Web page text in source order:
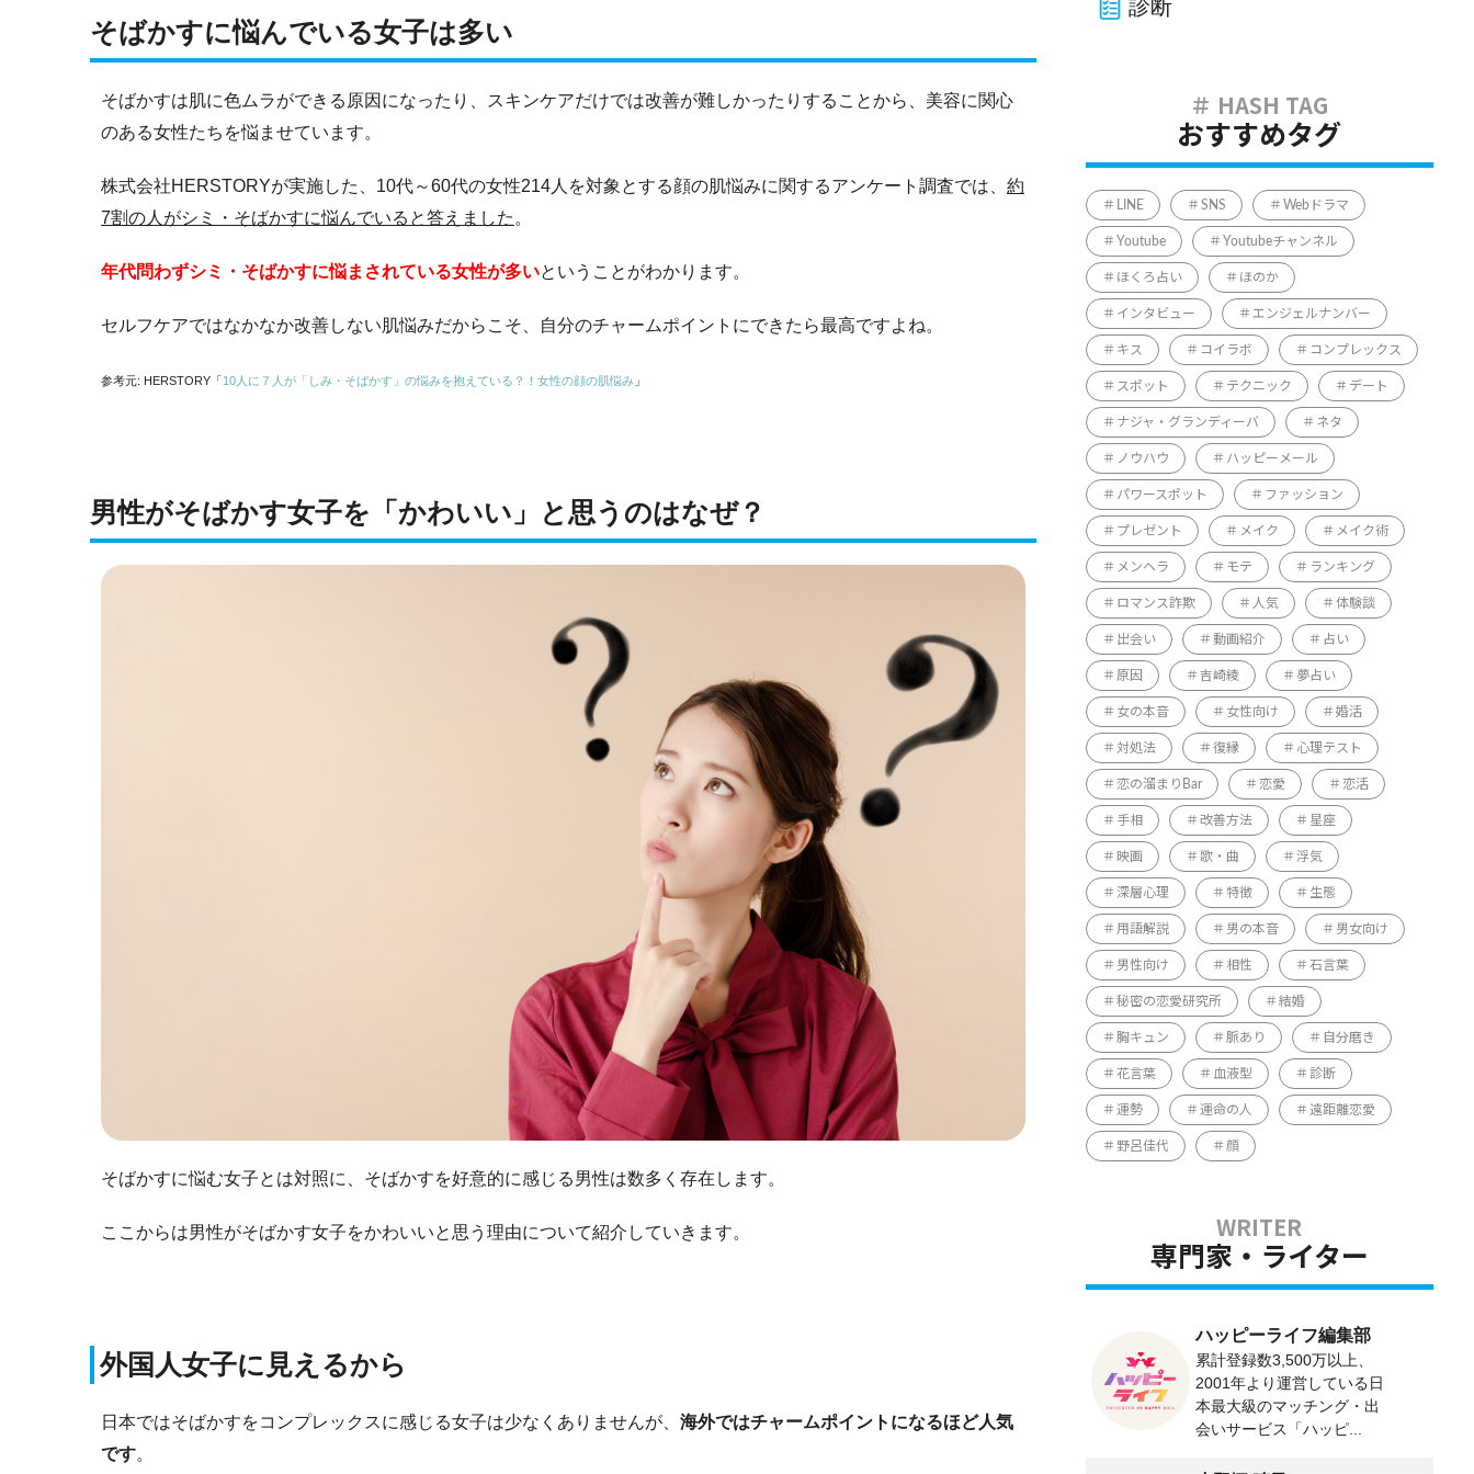
そばかすに悩んでいる女子は多い
そばかすは肌に色ムラができる原因になったり、スキンケアだけでは改善が難しかったりすることから、美容に関心
のある女性たちを悩ませています。
株式会社HERSTORYが実施した、10代～60代の女性214人を対象とする顔の肌悩みに関するアンケート調査では、 約
7割の人がシミ・そばかすに悩んでいると答えました 。
年代問わずシミ・そばかすに悩まされている女性が多いということがわかります。
セルフケアではなかなか改善しない肌悩みだからこそ、自分のチャームポイントにできたら最高ですよね。
参考元: HERSTORY「10人に７人が「しみ・そばかす」の悩みを抱えている？！女性の顔の肌悩み 」
男性がそばかす女子を「かわいい」と思うのはなぜ？
そばかすに悩む女子とは対照に、そばかすを好意的に感じる男性は数多く存在します。
ここからは男性がそばかす女子をかわいいと思う理由について紹介していきます。
外国人女子に見えるから
日本ではそばかすをコンプレックスに感じる女子は少なくありませんが、 海外ではチャームポイントになるほど人気
です。
診断
おすすめタグ
LINE SNS Webドラマ
Youtube Youtubeチャンネル
ほくろ占い ほのか
インタビュー エンジェルナンバー
キス コイラボ コンプレックス
スポット テクニック デート
ナジャ・グランディーバ ネタ
ノウハウ ハッピーメール
パワースポット ファッション
プレゼント メイク メイク術
メンヘラ モテ ランキング
ロマンス詐欺 人気 体験談
出会い 動画紹介 占い
原因 吉崎綾 夢占い
女の本音 女性向け 婚活
対処法 復縁 心理テスト
恋の溜まりBar 恋愛 恋活
手相 改善方法 星座
映画 歌・曲 浮気
深層心理 特徴 生態
用語解説 男の本音 男女向け
男性向け 相性 石言葉
秘密の恋愛研究所 結婚
胸キュン 脈あり 自分磨き
花言葉 血液型 診断
運勢 運命の人 遠距離恋愛
野呂佳代 顔
専門家・ライター
ハッピーライフ編集部
累計登録数3,500万以上、
2001年より運営している日
本最大級のマッチング・出
会いサービス「ハッピ...